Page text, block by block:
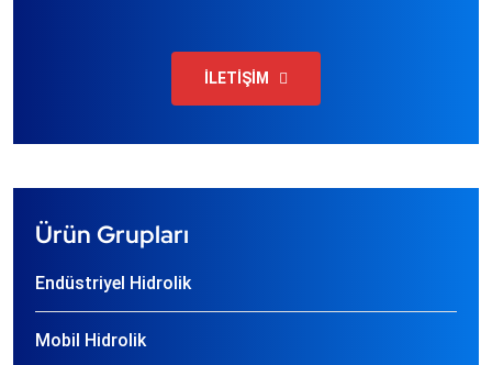
İLETİŞİM
Ürün Grupları
Endüstriyel Hidrolik
Mobil Hidrolik